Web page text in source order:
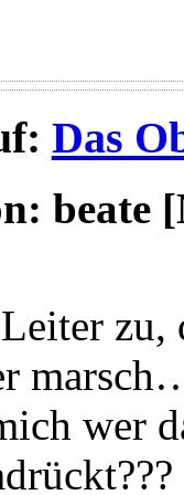
Das
beate
wer